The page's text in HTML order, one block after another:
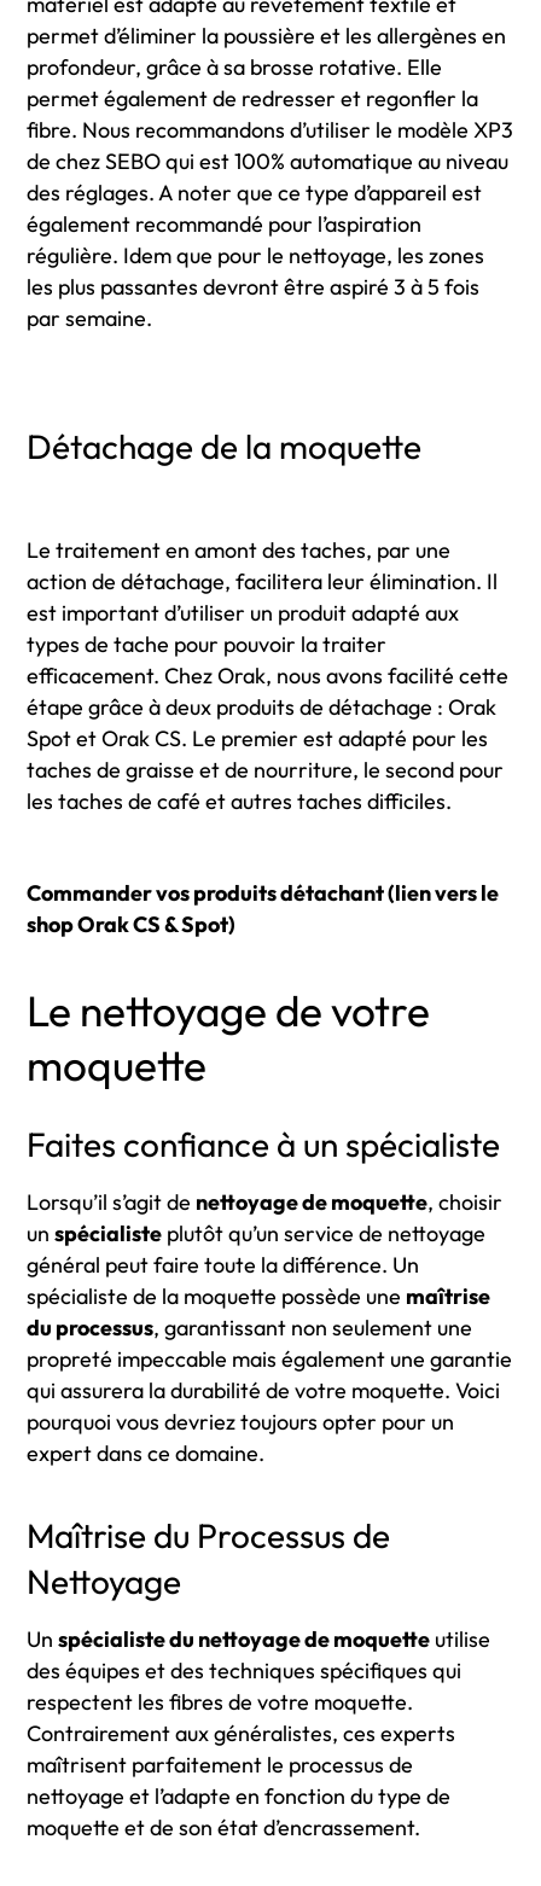
permet d’éliminer la poussière et les allergènes en
profondeur, grâce à sa brosse rotative. Elle
permet également de redresser et regonfler la
fibre. Nous recommandons d’utiliser le modèle XP3
de chez SEBO qui est 100% automatique au niveau
des réglages. A noter que ce type d’appareil est
également recommandé pour l’aspiration
régulière. Idem que pour le nettoyage, les zones
les plus passantes devront être aspiré 3 à 5 fois
par semaine.
Détachage de la moquette
Le traitement en amont des taches, par une
action de détachage, facilitera leur élimination. Il
est important d’utiliser un produit adapté aux
types de tache pour pouvoir la traiter
efficacement. Chez Orak, nous avons facilité cette
étape grâce à deux produits de détachage : Orak
Spot et Orak CS. Le premier est adapté pour les
taches de graisse et de nourriture, le second pour
les taches de café et autres taches difficiles.
Commander vos produits détachant (lien vers le
shop Orak CS & Spot)
Le nettoyage de votre
moquette
Faites confiance à un spécialiste
Lorsqu’il s’agit de nettoyage de moquette, choisir
un spécialiste plutôt qu’un service de nettoyage
général peut faire toute la différence. Un
spécialiste de la moquette possède une maîtrise
du processus, garantissant non seulement une
propreté impeccable mais également une garantie
qui assurera la durabilité de votre moquette. Voici
pourquoi vous devriez toujours opter pour un
expert dans ce domaine.
Maîtrise du Processus de
Nettoyage
Un spécialiste du nettoyage de moquette utilise
des équipes et des techniques spécifiques qui
respectent les fibres de votre moquette.
Contrairement aux généralistes, ces experts
maîtrisent parfaitement le processus de
nettoyage et l’adapte en fonction du type de
moquette et de son état d’encrassement.